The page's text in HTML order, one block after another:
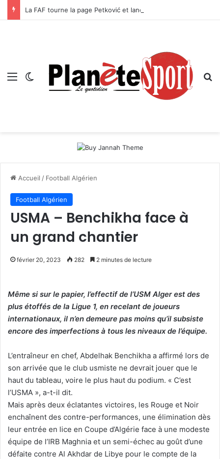
Menu Switch skin
Accueil / Football Algérien
Football Algérien
USMA – Benchikha face à
un grand chantier
février 20, 2023 282 2 minutes de lecture
Même si sur le papier, l’effectif de l’USM Alger est des
plus étoffés de la Ligue 1, en recelant de joueurs
internationaux, il n’en demeure pas moins qu’il subsiste
encore des imperfections à tous les niveaux de l’équipe.
L’entraîneur en chef, Abdelhak Benchikha a affirmé lors de
son arrivée que le club usmiste ne devrait jouer que le
haut du tableau, voire le plus haut du podium. « C’est
l’USMA », a-t-il dit.
Mais après deux éclatantes victoires, les Rouge et Noir
enchaînent des contre-performances, une élimination dès
leur entrée en lice en Coupe d’Algérie face à une modeste
équipe de l’IRB Maghnia et un semi-échec au goût d’une
défaite contre Al Akhdar de Libye pour le compte de la